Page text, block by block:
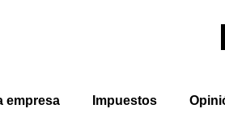
empresa Impuestos